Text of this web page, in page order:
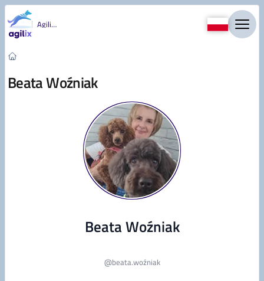
Przejdź do treści
Agility
Beata Woźniak
Beata Woźniak
@beata.woźniak